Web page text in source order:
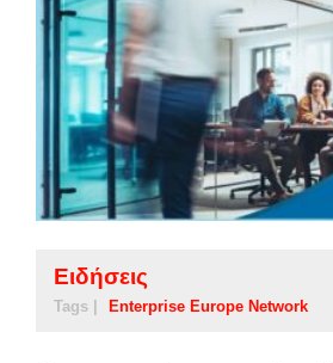
Ειδήσεις
Tags | Enterprise Europe Network